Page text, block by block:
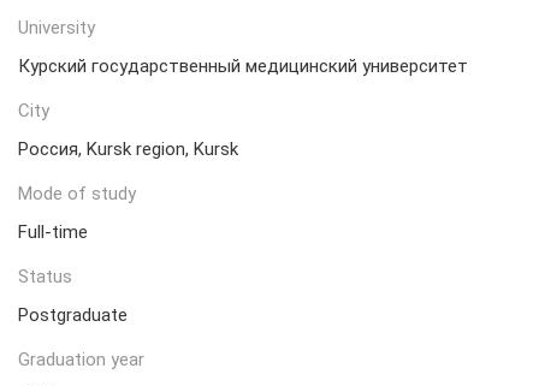
University
Курский государственный медицинский университет
City
Россия, Kursk region, Kursk
Mode of study
Full-time
Status
Postgraduate
Graduation year